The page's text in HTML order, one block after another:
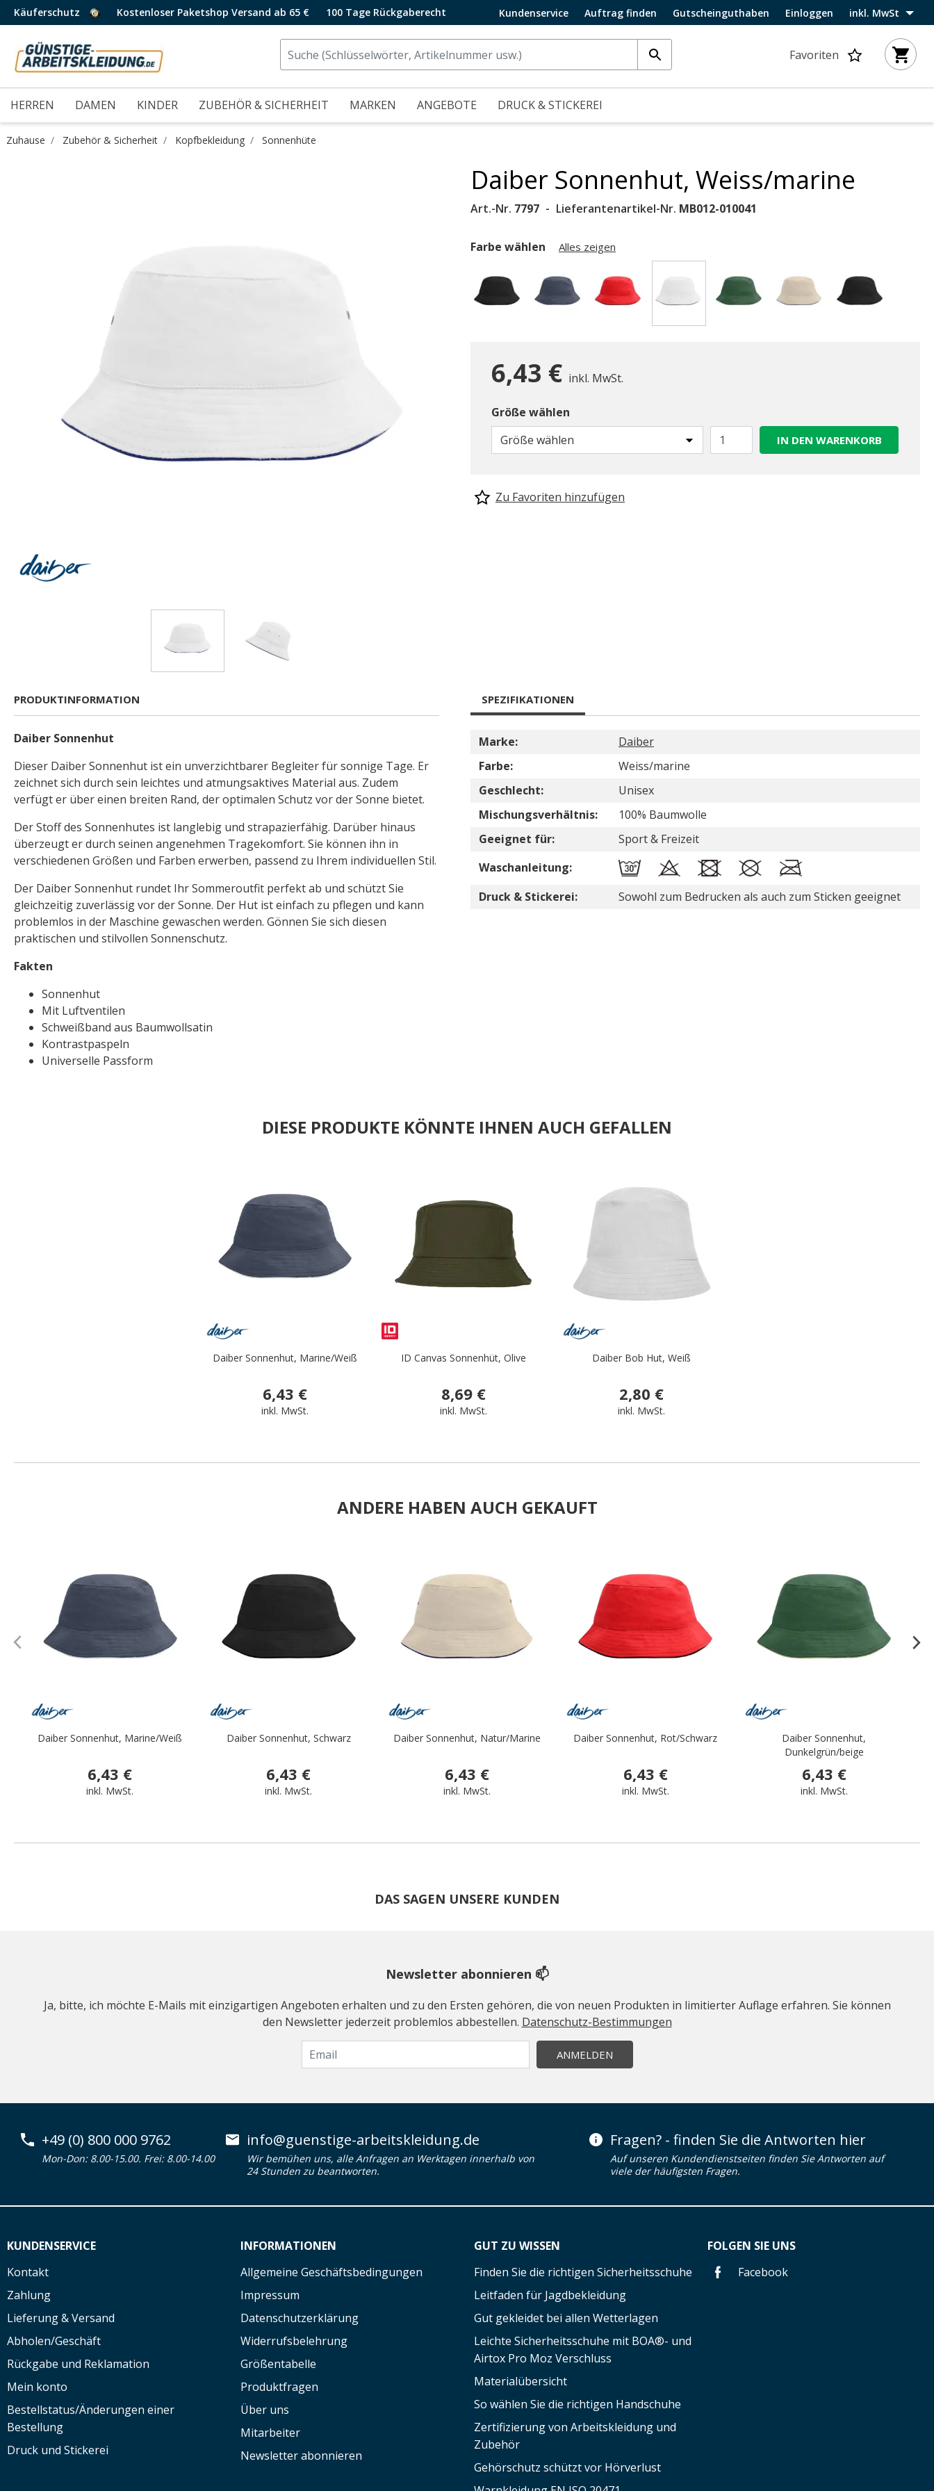
Käuferschutz Kostenloser Paketshop Versand ab 65 € 100 Tage Rückgaberecht Kundenservice Auftrag finden Gutscheinguthaben Einloggen inkl. MwSt
Favoriten
HERREN DAMEN KINDER ZUBEHÖR & SICHERHEIT MARKEN ANGEBOTE DRUCK & STICKEREI
Zuhause Zubehör & Sicherheit Kopfbekleidung Sonnenhüte
Daiber Sonnenhut, Weiss/marine
Art.-Nr. 7797 Lieferantenartikel-Nr. MB012-010041
Farbe wählen Alles zeigen
6,43 € inkl. MwSt.
Größe wählen
Größe wählen
IN DEN WARENKORB
Zu Favoriten hinzufügen
PRODUKTINFORMATION
Daiber Sonnenhut
Dieser Daiber Sonnenhut ist ein unverzichtbarer Begleiter für sonnige Tage. Er
zeichnet sich durch sein leichtes und atmungsaktives Material aus. Zudem
verfügt er über einen breiten Rand, der optimalen Schutz vor der Sonne bietet.
Der Stoff des Sonnenhutes ist langlebig und strapazierfähig. Darüber hinaus
überzeugt er durch seinen angenehmen Tragekomfort. Sie können ihn in
verschiedenen Größen und Farben erwerben, passend zu Ihrem individuellen Stil.
Der Daiber Sonnenhut rundet Ihr Sommeroutfit perfekt ab und schützt Sie
gleichzeitig zuverlässig vor der Sonne. Der Hut ist einfach zu pflegen und kann
problemlos in der Maschine gewaschen werden. Gönnen Sie sich diesen
praktischen und stilvollen Sonnenschutz.
Fakten
Sonnenhut
Mit Luftventilen
Schweißband aus Baumwollsatin
Kontrastpaspeln
Universelle Passform
SPEZIFIKATIONEN
Marke:
Daiber
Farbe:
Weiss/marine
Geschlecht:
Unisex
Mischungsverhältnis:
100% Baumwolle
Geeignet für:
Sport & Freizeit
Waschanleitung:
Druck & Stickerei:
Sowohl zum Bedrucken als auch zum Sticken geeignet
DIESE PRODUKTE KÖNNTE IHNEN AUCH GEFALLEN
Daiber Sonnenhut, Marine/Weiß
6,43 €
inkl. MwSt.
ID Canvas Sonnenhüt, Olive
8,69 €
inkl. MwSt.
Daiber Bob Hut, Weiß
2,80 €
inkl. MwSt.
ANDERE HABEN AUCH GEKAUFT
Daiber Sonnenhut, Marine/Weiß
6,43 €
inkl. MwSt.
Daiber Sonnenhut, Schwarz
6,43 €
inkl. MwSt.
Daiber Sonnenhut, Natur/Marine
6,43 €
inkl. MwSt.
Daiber Sonnenhut, Rot/Schwarz
6,43 €
inkl. MwSt.
Daiber Sonnenhut,
Dunkelgrün/beige
6,43 €
inkl. MwSt.
DAS SAGEN UNSERE KUNDEN
Newsletter abonnieren 📫
Ja, bitte, ich möchte E-Mails mit einzigartigen Angeboten erhalten und zu den Ersten gehören, die von neuen Produkten in limitierter Auflage erfahren. Sie können
den Newsletter jederzeit problemlos abbestellen. Datenschutz-Bestimmungen
ANMELDEN
+49 (0) 800 000 9762
Mon-Don: 8.00-15.00. Frei: 8.00-14.00
info@guenstige-arbeitskleidung.de
Wir bemühen uns, alle Anfragen an Werktagen innerhalb von
24 Stunden zu beantworten.
Fragen? - finden Sie die Antworten hier
Auf unseren Kundendienstseiten finden Sie Antworten auf
viele der häufigsten Fragen.
KUNDENSERVICE
Kontakt
Zahlung
Lieferung & Versand
Abholen/Geschäft
Rückgabe und Reklamation
Mein konto
Bestellstatus/Änderungen einer
Bestellung
Druck und Stickerei
INFORMATIONEN
Allgemeine Geschäftsbedingungen
Impressum
Datenschutzerklärung
Widerrufsbelehrung
Größentabelle
Produktfragen
Über uns
Mitarbeiter
Newsletter abonnieren
GUT ZU WISSEN
Finden Sie die richtigen Sicherheitsschuhe
Leitfaden für Jagdbekleidung
Gut gekleidet bei allen Wetterlagen
Leichte Sicherheitsschuhe mit BOA®- und
Airtox Pro Moz Verschluss
Materialübersicht
So wählen Sie die richtigen Handschuhe
Zertifizierung von Arbeitskleidung und
Zubehör
Gehörschutz schützt vor Hörverlust
FOLGEN SIE UNS
Facebook